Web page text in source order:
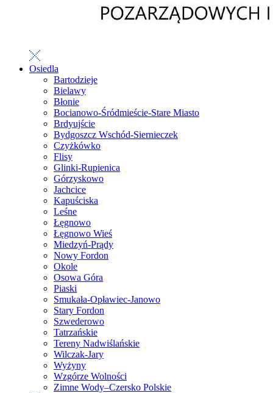
Osiedla
Bartodzieje
Bielawy
Błonie
Bocianowo-Śródmieście-Stare Miasto
Brdyujście
Bydgoszcz Wschód-Siernieczek
Czyżkówko
Flisy
Glinki-Rupienica
Górzyskowo
Jachcice
Kapuściska
Leśne
Łęgnowo
Łęgnowo Wieś
Miedzyń-Prądy
Nowy Fordon
Okole
Osowa Góra
Piaski
Smukała-Opławiec-Janowo
Stary Fordon
Szwederowo
Tatrzańskie
Tereny Nadwiślańskie
Wilczak-Jary
Wyżyny
Wzgórze Wolności
Zimne Wody–Czersko Polskie